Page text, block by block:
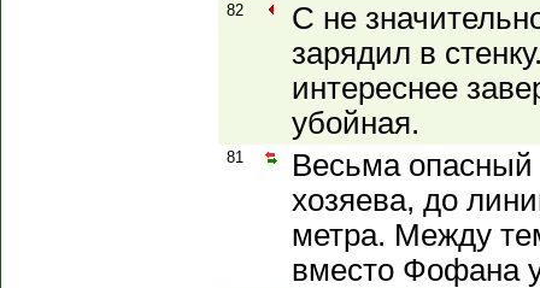
82
С не
зарядил в
интереснее
убойная.
81
Весьма опасный
хозяева, до
метра. Между
вместо Фофана